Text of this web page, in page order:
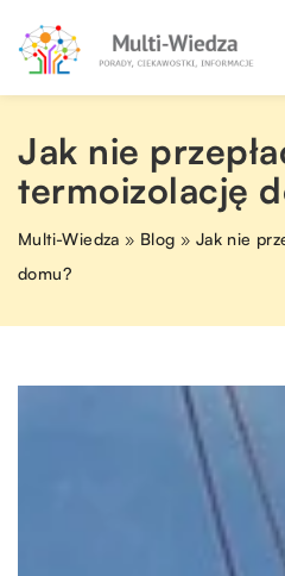
Jak nie
termoizolację
Multi-Wiedza » Blog » Jak nie
domu?